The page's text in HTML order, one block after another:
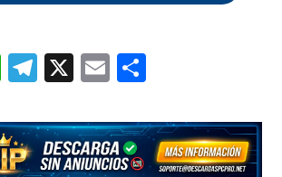
W
at
s
T
e
gr
X E
ai
l
m
p